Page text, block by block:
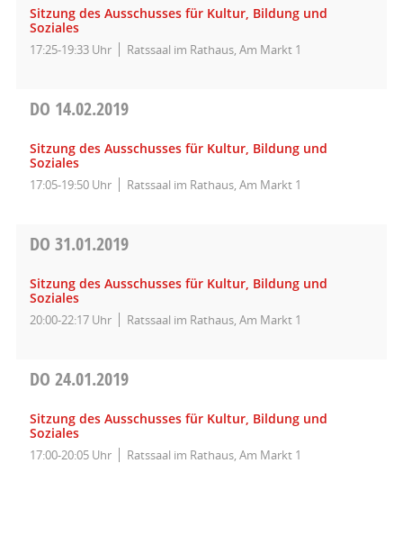
Sitzung des Ausschusses für Kultur, Bildung und
Soziales
17:25-19:33 Uhr Ratssaal im Rathaus, Am Markt 1
DO 14.02.2019
Sitzung des Ausschusses für Kultur, Bildung und
Soziales
17:05-19:50 Uhr Ratssaal im Rathaus, Am Markt 1
DO 31.01.2019
Sitzung des Ausschusses für Kultur, Bildung und
Soziales
20:00-22:17 Uhr Ratssaal im Rathaus, Am Markt 1
DO 24.01.2019
Sitzung des Ausschusses für Kultur, Bildung und
Soziales
17:00-20:05 Uhr Ratssaal im Rathaus, Am Markt 1